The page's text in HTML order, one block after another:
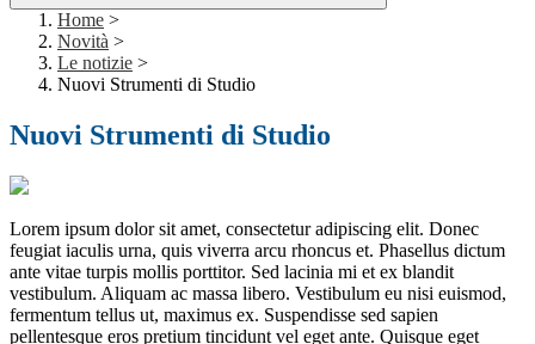
Home >
Novità >
Le notizie >
Nuovi Strumenti di Studio
Nuovi Strumenti di Studio
Lorem ipsum dolor sit amet, consectetur adipiscing elit. Donec
feugiat iaculis urna, quis viverra arcu rhoncus et. Phasellus dictum
ante vitae turpis mollis porttitor. Sed lacinia mi et ex blandit
vestibulum. Aliquam ac massa libero. Vestibulum eu nisi euismod,
fermentum tellus ut, maximus ex. Suspendisse sed sapien
pellentesque eros pretium tincidunt vel eget ante. Quisque eget